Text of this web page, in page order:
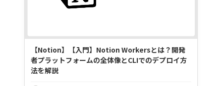
【Notion】【入門】Notion Workersとは？開発
者プラットフォームの全体像とCLIでのデプロイ方
法を解説